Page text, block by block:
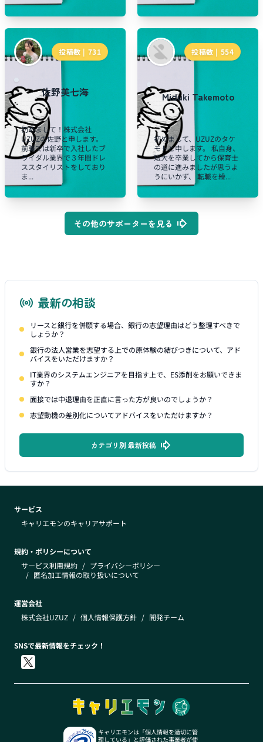
投稿数 | 731
佐野美七海
初めまして！株式会社
UZUZの佐野と申します。
前職では新卒で入社したブ
ライダル業界で３年間ドレ
ススタイリストをしており
ま...
投稿数 | 554
Miduki Takemoto
初めまして、UZUZのタケ
モトと申します。 私自身、
短大を卒業してから保育士
の道に進みましたが思うよ
うにいかず、 転職を繰...
その他のサポーターを見る
最新の相談
リースと銀行を併願する場合、銀行の志望理由はどう整理すべきで
しょうか？
銀行の法人営業を志望する上での原体験の結びつきについて、アド
バイスをいただけますか？
IT業界のシステムエンジニアを目指す上で、ES添削をお願いできま
すか？
面接では中退理由を正直に言った方が良いのでしょうか？
志望動機の差別化についてアドバイスをいただけますか？
カテゴリ別 最新投稿
サービス
キャリエモンのキャリアサポート
規約・ポリシーについて
サービス利用規約 / プライバシーポリシー
/ 匿名加工情報の取り扱いについて
運営会社
株式会社UZUZ / 個人情報保護方針 / 開発チーム
SNSで最新情報をチェック！
キャリエモンは「個人情報を適切に管
理している」と評価された事業者が使